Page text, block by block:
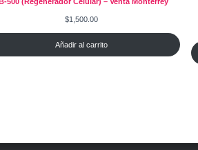
$1,500.00
Añadir al carrito